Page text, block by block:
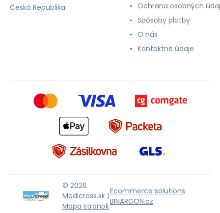
Česká Republika
Ochrana osobných
Spôsoby platby
O nás
Kontaktné údaje
© 2026
Medicross.sk |
Mapa stránok
Ecommerce solutions
BINARGON.cz